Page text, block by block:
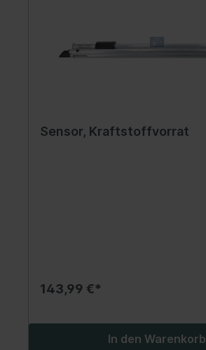
Sensor, Kraftstoffvorrat
143,99 €*
In den Warenkorb